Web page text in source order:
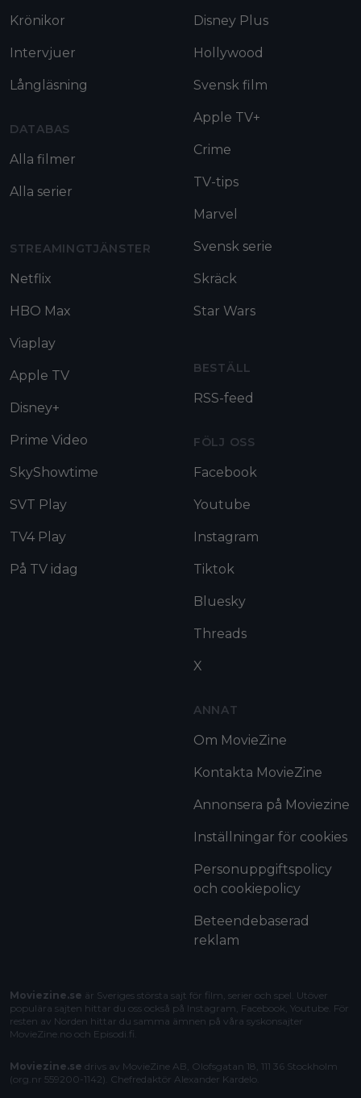
Krönikor
Intervjuer
Långläsning
DATABAS
Alla filmer
Alla serier
STREAMINGTJÄNSTER
Netflix
HBO Max
Viaplay
Apple TV
Disney+
Prime Video
SkyShowtime
SVT Play
TV4 Play
På TV idag
Disney Plus
Hollywood
Svensk film
Apple TV+
Crime
TV-tips
Marvel
Svensk serie
Skräck
Star Wars
BESTÄLL
RSS-feed
FÖLJ OSS
Facebook
Youtube
Instagram
Tiktok
Bluesky
Threads
X
ANNAT
Om MovieZine
Kontakta MovieZine
Annonsera på Moviezine
Inställningar för cookies
Personuppgiftspolicy
och cookiepolicy
Beteendebaserad
reklam
Moviezine.se är Sveriges största sajt för film, serier och spel. Utöver
populära sajten hittar du oss också på Instagram, Facebook, Youtube. För
resten av Norden hittar du samma ämnen på våra syskonsajter
MovieZine.no och Episodi.fi
Moviezine.se drivs av MovieZine AB, Olofsgatan 18, 111 36 Stockholm
(org.nr 559200-1142). Chefredaktör Alexander Kardelo